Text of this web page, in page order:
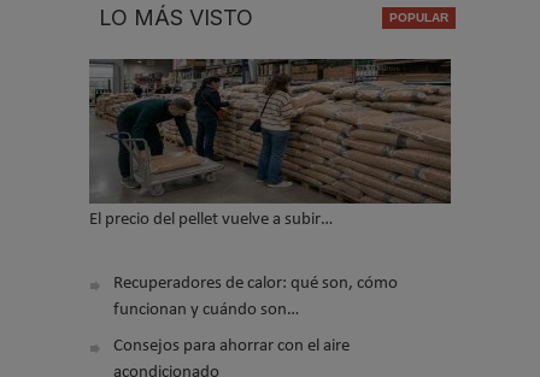
LO MÁS VISTO
El precio del pellet vuelve a subir…
Recuperadores de calor: qué son, cómo
funcionan y cuándo son…
Consejos para ahorrar con el aire
acondicionado